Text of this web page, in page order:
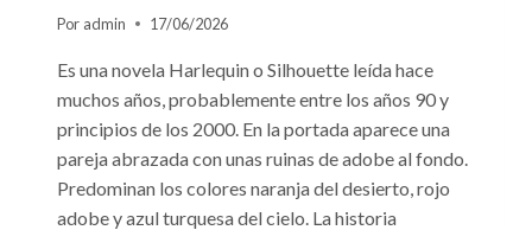
Por admin 17/06/2026
Es una novela Harlequin o Silhouette leída hace
muchos años, probablemente entre los años 90 y
principios de los 2000. En la portada aparece una
pareja abrazada con unas ruinas de adobe al fondo.
Predominan los colores naranja del desierto, rojo
adobe y azul turquesa del cielo. La historia